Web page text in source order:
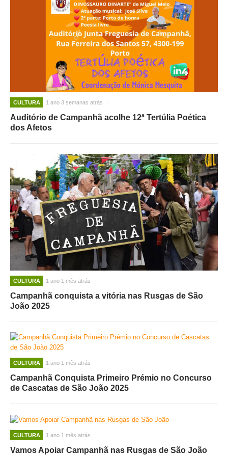
CULTURA 1 ano 3 semanas atrás
Auditório de Campanhã acolhe 12ª Tertúlia Poética
dos Afetos
CULTURA 1 ano 1 mês atrás
Campanhã conquista a vitória nas Rusgas de São
João 2025
CULTURA 1 ano 1 mês atrás
Campanhã Conquista Primeiro Prémio no Concurso
de Cascatas de São João 2025
CULTURA 1 ano 1 mês atrás
Vamos Apoiar Campanhã nas Rusgas de São João